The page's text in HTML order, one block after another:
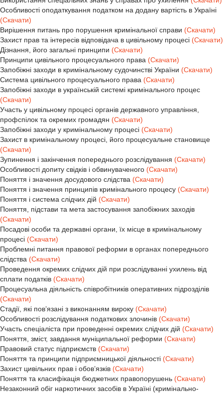
Особливості оподаткування податком на додану вартість в Україні
(Скачати)
Вирішення питань про порушення кримінальної справи (Скачати)
Захист прав та інтересів відповідача в цивільному процесі (Скачати)
Дізнання, його загальні принципи (Скачати)
Принципи цивільного процесуального права (Скачати)
Запобіжні заходи в кримінальному судочинстві України (Скачати)
Система цивільного процесуального права (Скачати)
Запобіжні заходи в українській системі кримінального процес
(Скачати)
Участь у цивільному процесі органів державного управління,
профспілок та окремих громадян (Скачати)
Запобіжні заходи у кримінальному процесі (Скачати)
Захист в кримінальному процесі, його процесуальне становище
(Скачати)
Зупинення і закінчення попереднього розслідування (Скачати)
Особливості допиту свідків і обвинуваченого (Скачати)
Поняття і значення досудового слідства (Скачати)
Поняття і значення принципів кримінального процесу (Скачати)
Поняття і система слідчих дій (Скачати)
Поняття, підстави та мета застосування запобіжних заходів
(Скачати)
Посадові особи та державні органи, їх місце в кримінальному
процесі (Скачати)
Проблемні питання правової реформи в органах попереднього
слідства (Скачати)
Проведення окремих слідчих дій при розслідуванні ухилень від
сплати податків (Скачати)
Процесуальна діяльність співробітників оперативних підрозділів
(Скачати)
Стадії, які пов’язані з виконанням вироку (Скачати)
Особливості розслідування податкових злочинів (Скачати)
Участь спеціаліста при проведенні окремих слідчих дій (Скачати)
Поняття, зміст, завдання муніципальної реформи (Скачати)
Правовий статус підприємств (Скачати)
Поняття та принципи підприємницької діяльності (Скачати)
Захист цивільних прав і обов’язків (Скачати)
Поняття та класифікація бюджетних правопорушень (Скачати)
Незаконний обіг наркотичних засобів в Україні (кримінально-